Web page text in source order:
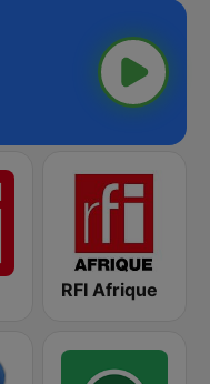
RFI Afrique